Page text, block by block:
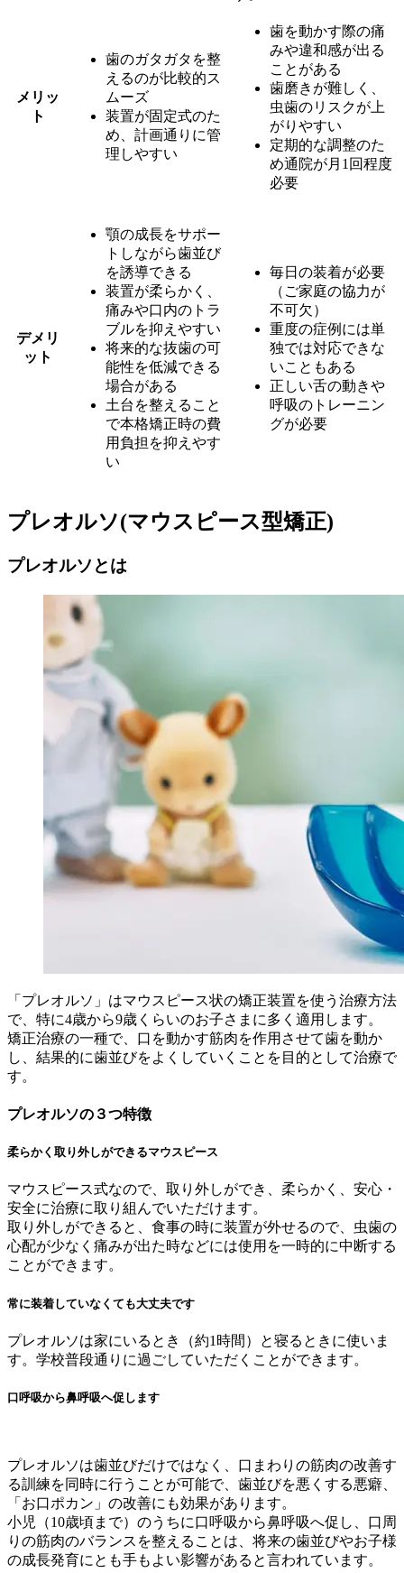
メリッ
ト
歯のガタガタを整
えるのが比較的ス
ムーズ
装置が固定式のた
め、計画通りに管
理しやすい
歯を動かす際の痛
みや違和感が出る
ことがある
歯磨きが難しく、
虫歯のリスクが上
がりやすい
定期的な調整のた
め通院が月1回程度
必要
デメリ
ット
顎の成長をサポー
トしながら歯並び
を誘導できる
装置が柔らかく、
痛みや口内のトラ
ブルを抑えやすい
将来的な抜歯の可
能性を低減できる
場合がある
土台を整えること
で本格矯正時の費
用負担を抑えやす
い
毎日の装着が必要
（ご家庭の協力が
不可欠）
重度の症例には単
独では対応できな
いこともある
正しい舌の動きや
呼吸のトレーニン
グが必要
プレオルソ(マウスピース型矯正)
プレオルソとは
「プレオルソ」はマウスピース状の矯正装置を使う治療方法
で、特に4歳から9歳くらいのお子さまに多く適用します。
矯正治療の一種で、口を動かす筋肉を作用させて歯を動か
し、結果的に歯並びをよくしていくことを目的として治療で
す。
プレオルソの３つ特徴
柔らかく取り外しができるマウスピース
マウスピース式なので、取り外しができ、柔らかく、安心・
安全に治療に取り組んでいただけます。
取り外しができると、食事の時に装置が外せるので、虫歯の
心配が少なく痛みが出た時などには使用を一時的に中断する
ことができます。
常に装着していなくても大丈夫です
プレオルソは家にいるとき（約1時間）と寝るときに使いま
す。学校普段通りに過ごしていただくことができます。
口呼吸から鼻呼吸へ促します
プレオルソは歯並びだけではなく、口まわりの筋肉の改善す
る訓練を同時に行うことが可能で、歯並びを悪くする悪癖、
「お口ポカン」の改善にも効果があります。
小児（10歳頃まで）のうちに口呼吸から鼻呼吸へ促し、口周
りの筋肉のバランスを整えることは、将来の歯並びやお子様
の成長発育にとも手もよい影響があると言われています。